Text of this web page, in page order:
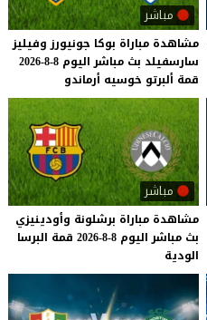
مباشر
مشاهدة مباراة بوكا جونيورز وفيليز
سارسفيلد بث مباشر اليوم 8-8-2026
قمة ألبرتو خوسيه أرماندو
مباشر
مشاهدة مباراة برشلونة وأودينيزي
بث مباشر اليوم 8-8-2026 قمة البرسا
الودية